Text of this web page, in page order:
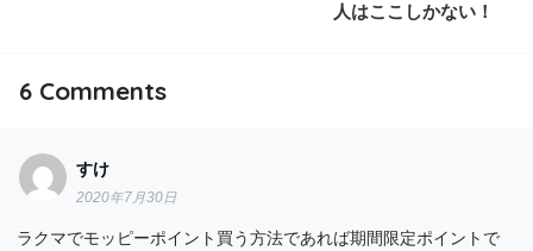
人はここしかない！
6Comments
すけ
2020年7月30日
ラクマでモッピーポイント買う方法であれば期間限定ポイントで